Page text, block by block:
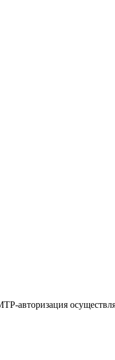
авторизация